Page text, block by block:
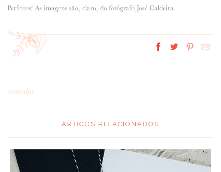
Perfeitos! As imagens são, claro, do fotógrafo José Caldeira.
comentar
ARTIGOS RELACIONADOS